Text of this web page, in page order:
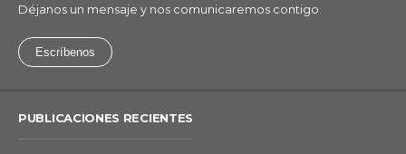
Déjanos un mensaje y nos comunicaremos contigo.
Escríbenos
PUBLICACIONES RECIENTES